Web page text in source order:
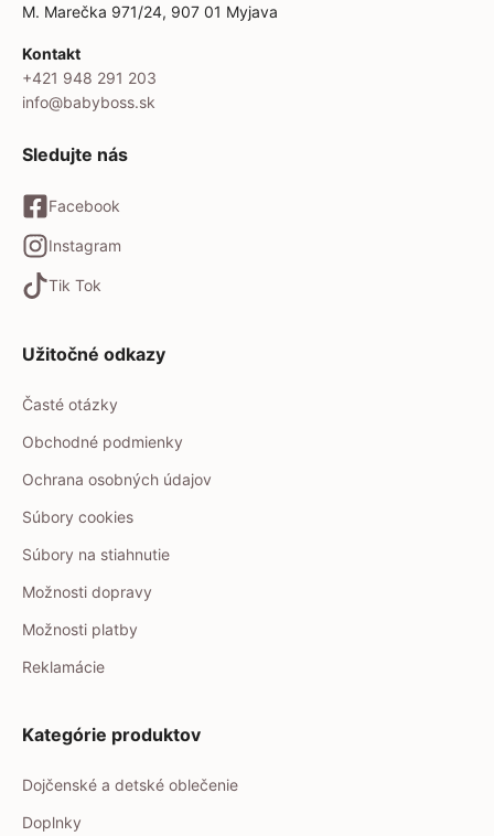
M. Marečka 971/24, 907 01 Myjava
Kontakt
+421 948 291 203
info@babyboss.sk
Sledujte nás
Facebook
Instagram
Tik Tok
Užitočné odkazy
Časté otázky
Obchodné podmienky
Ochrana osobných údajov
Súbory cookies
Súbory na stiahnutie
Možnosti dopravy
Možnosti platby
Reklamácie
Kategórie produktov
Dojčenské a detské oblečenie
Doplnky